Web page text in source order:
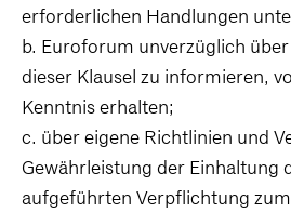
erforderlichen Handlungen
b. Euroforum unverzüglich
dieser Klausel zu informieren,
Kenntnis erhalten;
c. über eigene Richtlinien und
Gewährleistung der Einhaltung
aufgeführten Verpflichtung